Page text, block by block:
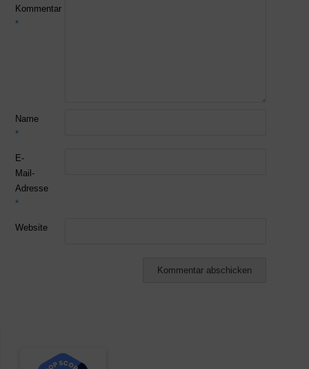
Kommentar
*
Name
*
E-
Mail-
Adresse
*
Website